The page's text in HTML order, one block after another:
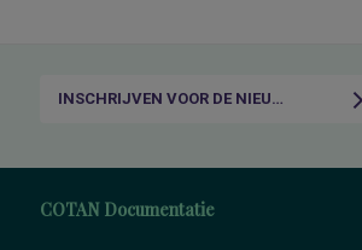
INSCHRIJVEN VOOR DE NIEUWSBRIEF
COTAN Documentatie